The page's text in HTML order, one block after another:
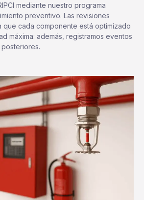
mediante nuestro programa
preventivo. Las revisiones
que cada componente está optimizado
máxima: además, registramos eventos